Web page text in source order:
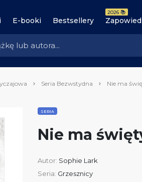
E-booki Bestsellery
2026 📚
Seria Bezwstydna Nie ma
SERIA
Nie ma
Autor: Sophie Lark
Seria: Grzesznicy